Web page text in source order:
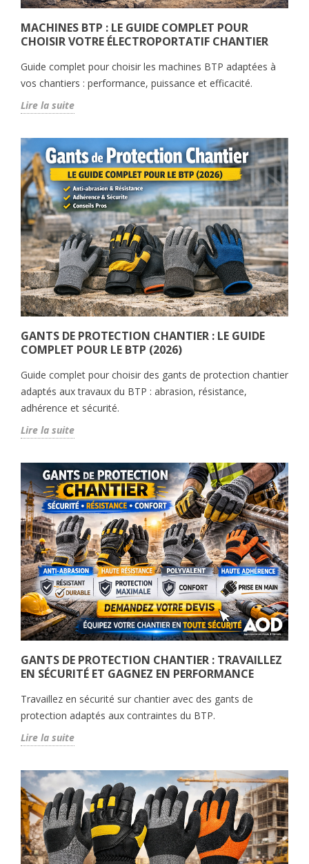
MACHINES BTP : LE GUIDE COMPLET POUR
CHOISIR VOTRE ÉLECTROPORTATIF CHANTIER
Guide complet pour choisir les machines BTP adaptées à
vos chantiers : performance, puissance et efficacité.
Lire la suite
GANTS DE PROTECTION CHANTIER : LE GUIDE
COMPLET POUR LE BTP (2026)
Guide complet pour choisir des gants de protection chantier
adaptés aux travaux du BTP : abrasion, résistance,
adhérence et sécurité.
Lire la suite
GANTS DE PROTECTION CHANTIER : TRAVAILLEZ
EN SÉCURITÉ ET GAGNEZ EN PERFORMANCE
Travaillez en sécurité sur chantier avec des gants de
protection adaptés aux contraintes du BTP.
Lire la suite